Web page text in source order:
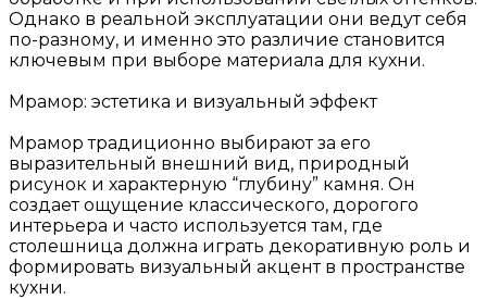
Однако в реальной эксплуатации они ведут себя
по-разному, и именно это различие становится
ключевым при выборе материала для кухни.
Мрамор: эстетика и визуальный эффект
Мрамор традиционно выбирают за его
выразительный внешний вид, природный
рисунок и характерную “глубину” камня. Он
создает ощущение классического, дорогого
интерьера и часто используется там, где
столешница должна играть декоративную роль и
формировать визуальный акцент в пространстве
кухни.